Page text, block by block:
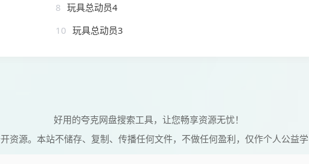
8 玩具总动员4
10 玩具总动员3
好用的夸克网盘搜索工具，让您畅享资源无忧！
资源。本站不储存、复制、传播任何文件，不做任何盈利，仅作个人公益学